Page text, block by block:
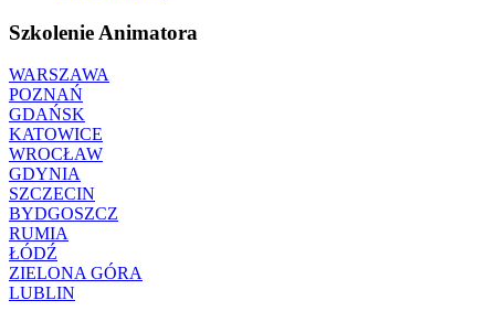
Szkolenie Animatora
WARSZAWA
POZNAŃ
GDAŃSK
KATOWICE
WROCŁAW
GDYNIA
SZCZECIN
BYDGOSZCZ
RUMIA
ŁÓDŹ
ZIELONA GÓRA
LUBLIN